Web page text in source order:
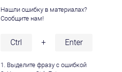
Нашли ошибку в материалах?
Сообщите нам!
Ctrl + Enter
1. Выделите фразу с ошибкой